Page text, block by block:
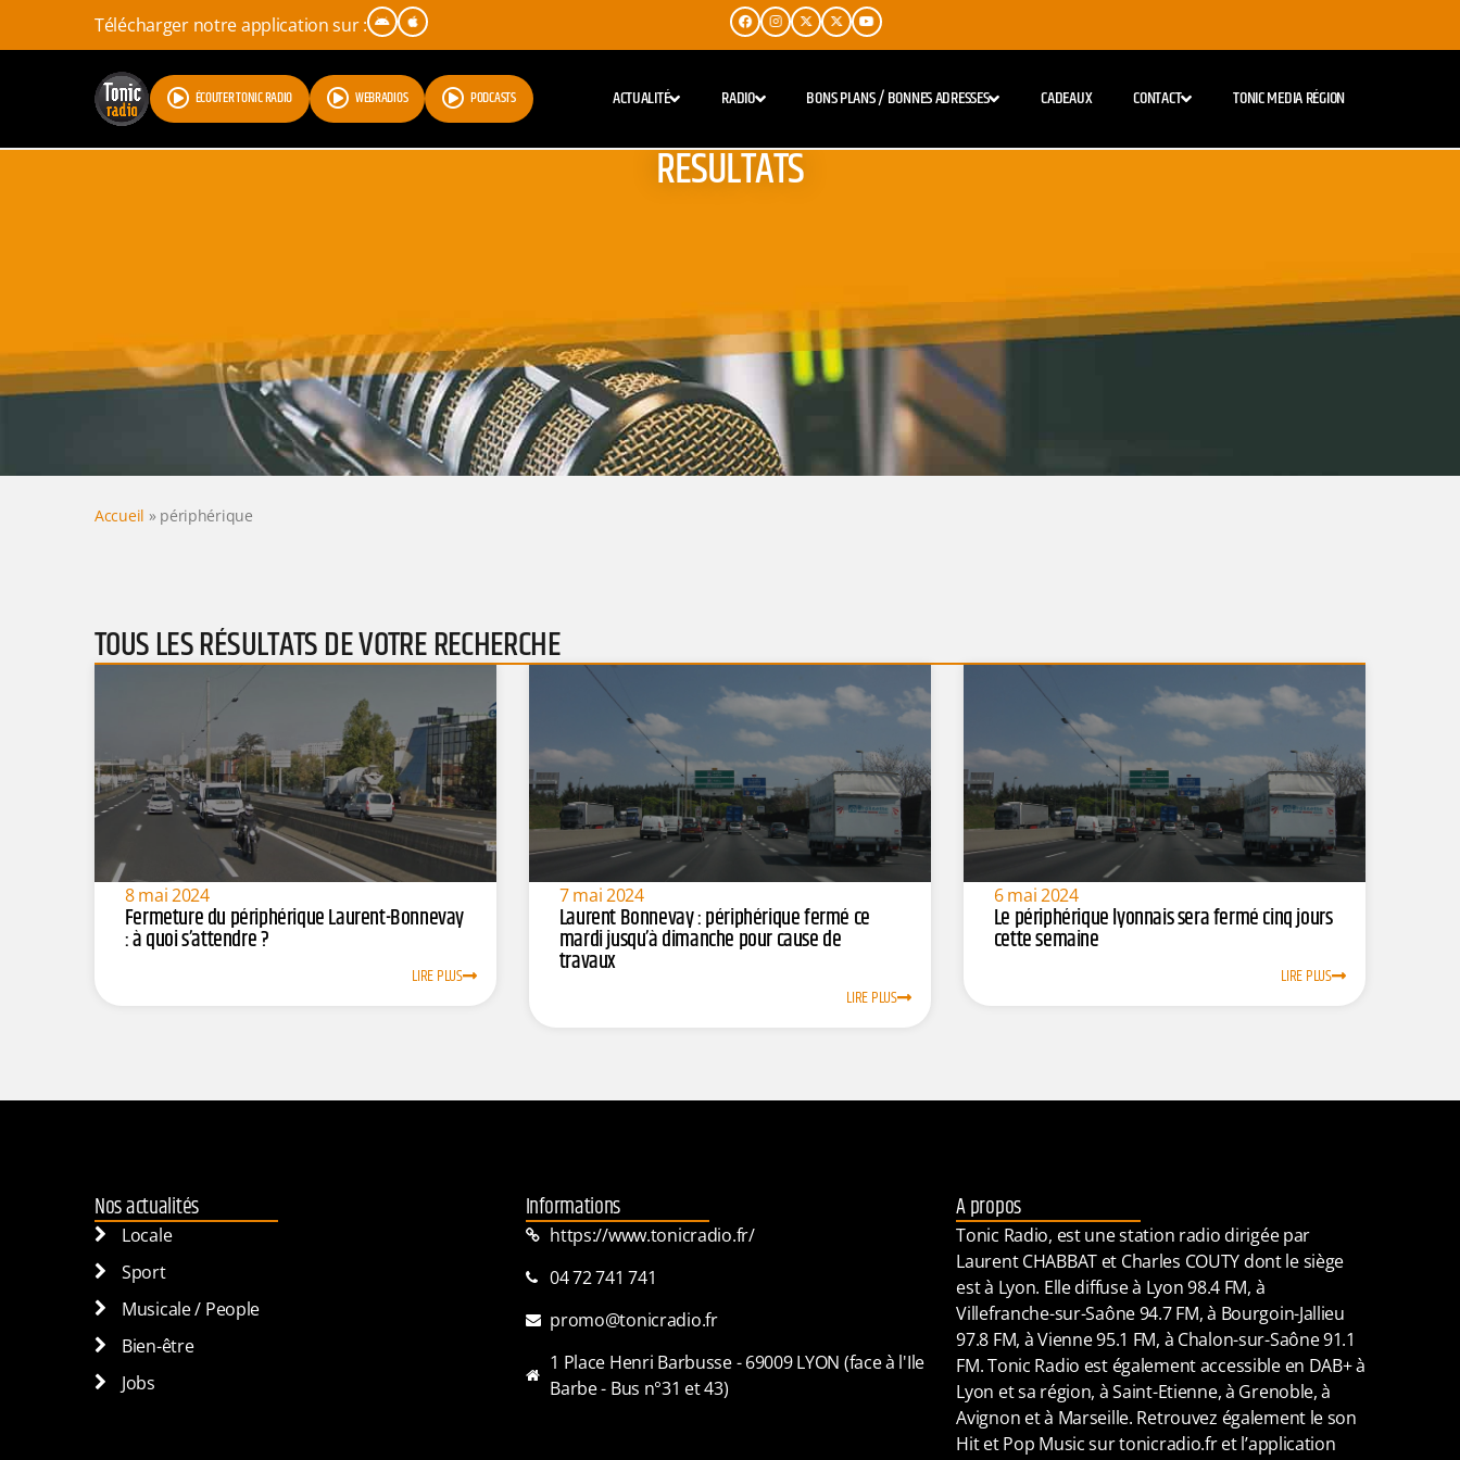
Télécharger notre application sur :
ÉCOUTER TONIC RADIO WEBRADIOS PODCASTS ACTUALITÉ RADIO BONS PLANS / BONNES ADRESSES CADEAUX CONTACT TONIC MEDIA RÉGION
RESULTATS
Accueil » périphérique
TOUS LES RÉSULTATS DE VOTRE RECHERCHE
8 mai 2024
Fermeture du périphérique Laurent-Bonnevay
: à quoi s’attendre ?
LIRE PLUS
7 mai 2024
Laurent Bonnevay : périphérique fermé ce
mardi jusqu’à dimanche pour cause de
travaux
LIRE PLUS
6 mai 2024
Le périphérique lyonnais sera fermé cinq jours
cette semaine
LIRE PLUS
Nos actualités
Locale
Sport
Musicale / People
Bien-être
Jobs
Informations
https://www.tonicradio.fr/
04 72 741 741
promo@tonicradio.fr
1 Place Henri Barbusse - 69009 LYON (face à l'Ile
Barbe - Bus n°31 et 43)
A propos
Tonic Radio, est une station radio dirigée par
Laurent CHABBAT et Charles COUTY dont le siège
est à Lyon. Elle diffuse à Lyon 98.4 FM, à
Villefranche-sur-Saône 94.7 FM, à Bourgoin-Jallieu
97.8 FM, à Vienne 95.1 FM, à Chalon-sur-Saône 91.1
FM. Tonic Radio est également accessible en DAB+ à
Lyon et sa région, à Saint-Etienne, à Grenoble, à
Avignon et à Marseille. Retrouvez également le son
Hit et Pop Music sur tonicradio.fr et l’application